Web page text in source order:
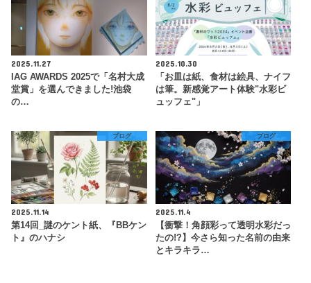
2025.11.27
IAG AWARDS 2025で「名村大成
堂賞」を選んできました!池袋
の…
2025.10.30
「お皿は紙、食材は絵具、ナイフ
は筆。新感覚アート体験"水彩ビ
ュッフェ"」
ブログ
2025.11.14
第14回_謎のケント紙、『BBケン
ト』のハナシ
ブログ
2025.11.4
【衝撃！角顔彩って透明水彩だっ
たの!?】今さら知った名前の由来
とキラキラ…